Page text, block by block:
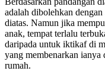
adalah dibolehkan
diatas. Namun jika
anak, tempat terlalu
daripada untuk iktikaf di
yang membenarkan
rumah.